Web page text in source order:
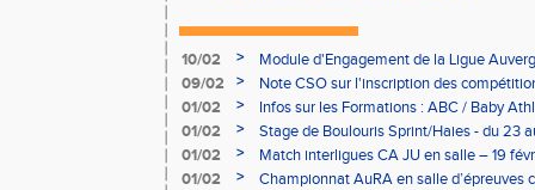
10/02 >
Module d'Engagement de la Ligue
09/02
>
Note CSO sur l'inscription des
01/02
>
Infos sur les Formations : ABC / Baby
01/02
>
Stage de Boulouris Sprint/Haies - du 23
01/02
>
Match interligues CA JU en salle – 19
01/02
>
Championnat AuRA en salle d’épreuves